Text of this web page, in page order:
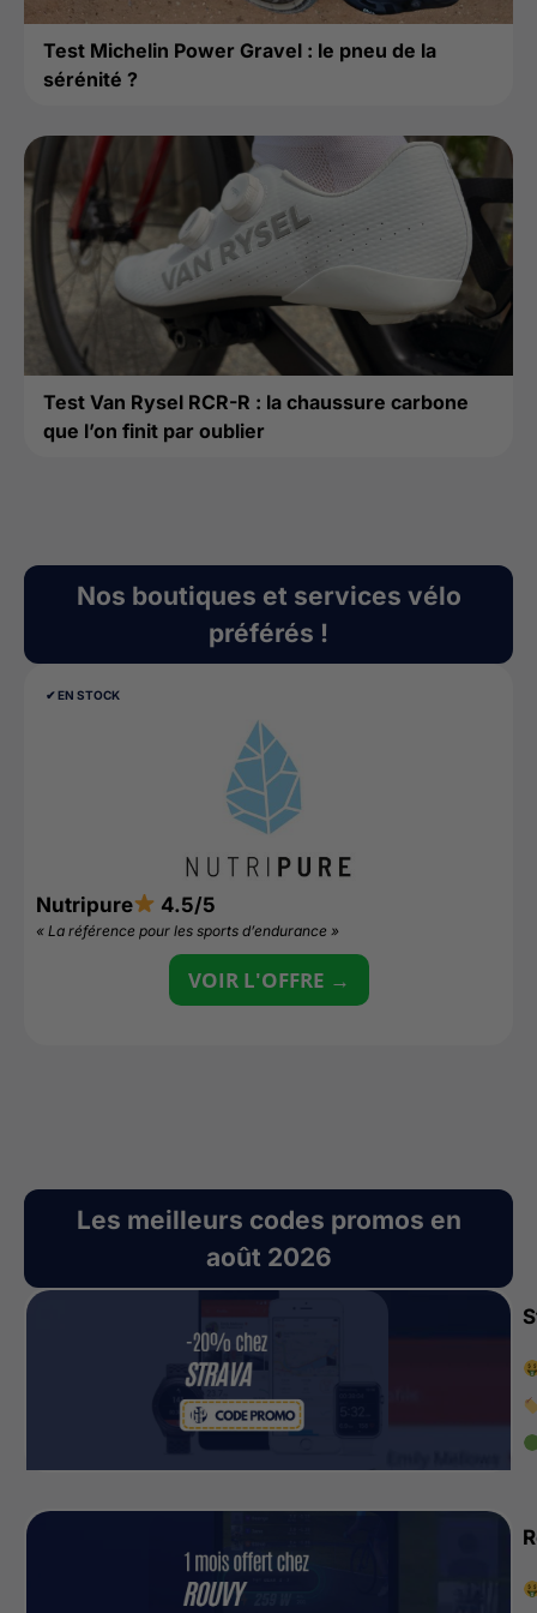
Test Michelin Power Gravel : le pneu de la
sérénité ?
Test Van Rysel RCR-R : la chaussure carbone
que l’on finit par oublier
Nos boutiques et services vélo
préférés !
✔︎ EN STOCK
Nutripure 4.5/5
« La référence pour les sports d’endurance »
VOIR L'OFFRE →
Les meilleurs codes promos en
août 2026